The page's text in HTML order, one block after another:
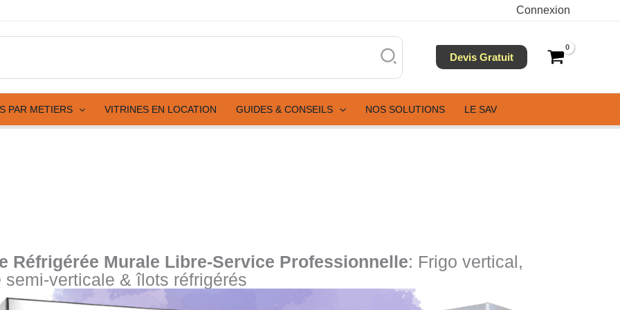
Connexion
Devis Gratuit
PAR METIERS VITRINES EN LOCATION GUIDES & CONSEILS NOS SOLUTIONS LE SAV
Réfrigérée Murale Libre-Service Professionnelle: Frigo vertical,
semi-verticale & îlots réfrigérés